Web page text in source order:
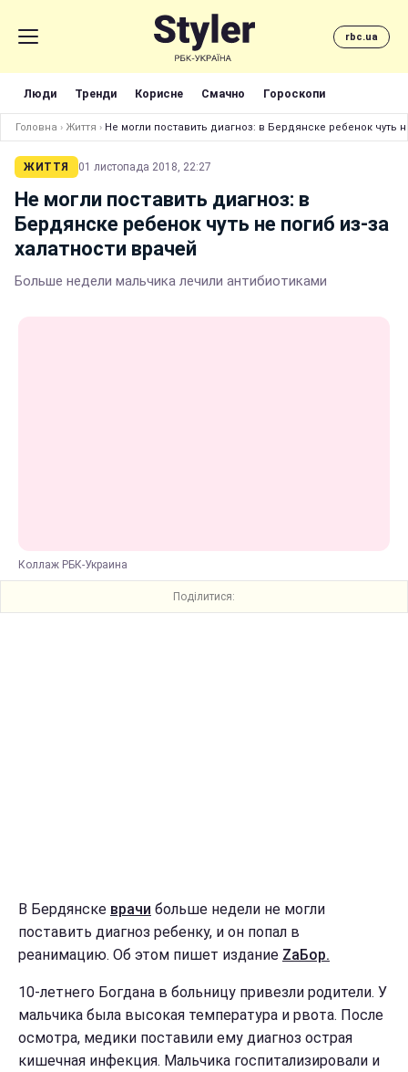
rbc.ua
Люди Тренди Корисне Смачно Гороскопи
Головна › Життя › Не могли поставить диагноз: в Бердянске ребенок чуть
ЖИТТЯ 01 листопада 2018, 22:27
Не могли поставить диагноз: в
Бердянске ребенок чуть не погиб из-за
халатности врачей
Больше недели мальчика лечили антибиотиками
Коллаж РБК-Украина
Поділитися:
В Бердянске врачи больше недели не могли
поставить диагноз ребенку, и он попал в
реанимацию. Об этом пишет издание ZaБор.
10-летнего Богдана в больницу привезли родители. У
мальчика была высокая температура и рвота. После
осмотра, медики поставили ему диагноз острая
кишечная инфекция. Мальчика госпитализировали и